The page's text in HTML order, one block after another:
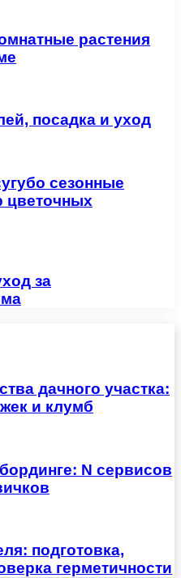
растения
посадка и уход
сезонные
цветочных
за
дачного участка:
и клумб
N сервисов
подготовка,
герметичности